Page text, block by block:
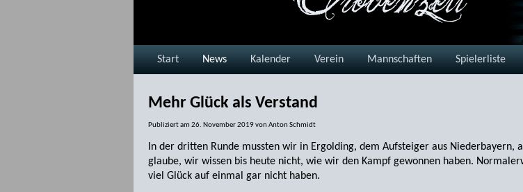
Start News Kalender Verein Mannschaften Spielerliste
Mehr Glück als Verstand
Publiziert am 26. November 2019vonAnton Schmidt
In der dritten Runde mussten wir in Ergolding, dem Aufsteiger aus Niederbayern,
glaube, wir wissen bis heute nicht, wie wir den Kampf gewonnen haben.
viel Glück auf einmal gar nicht haben.